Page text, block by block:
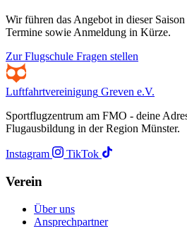
Wir führen das Angebot in dieser
Termine sowie Anmeldung in Kürze.
Zur Flugschule Fragen stellen
Luftfahrtvereinigung Greven e.V.
Sportflugzentrum am FMO - deine
Flugausbildung in der Region Münster.
Instagram TikTok
Verein
Über uns
Ansprechpartner